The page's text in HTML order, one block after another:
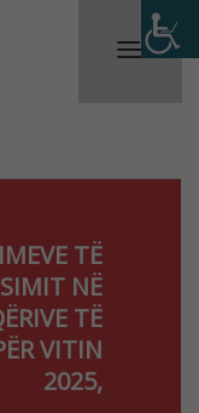
TË
NË
TË
VITIN
2025,